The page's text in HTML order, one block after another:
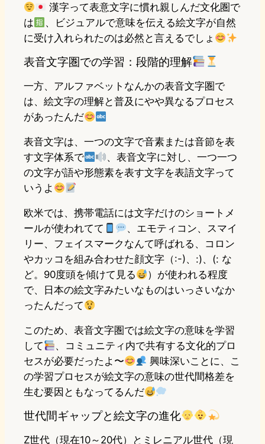
漢字って表意文字に慣れ親しんだ文化圏で
は
、ビジュアルで意味を伝える絵文字が自然
に受け入れられたのは必然と言えるでしょ
表音文字圏での学習：段階的理解
一方、アルファベットなんかの表音文字圏で
は、絵文字の理解と普及にやや異なるプロセス
があったんだ
表音文字は、一つの文字で音素または音節を表
す文字体系で
、表音文字に対し、一つ一つ
の文字が語や形態素を表す文字を表語文字って
いうよ
欧米では、携帯電話には文字だけのショートメ
ールが使われてて
、エモティコン、スマイ
リー、フェイスマークなんて呼ばれる、コロン
やカッコを組み合わせた顔文字（:-)、:)、(: な
ど。90度頭を傾けて見る
）が使われる程度
で、日本の絵文字みたいなものはいっさいなか
ったんだって
このため、表音文字圏では絵文字の意味を学習
して
、コミュニティ内で共有する文化的プロ
セスが必要だったよ〜
興味深いことに、こ
の学習プロセスが絵文字の意味の世代間格差を
生む要因ともなってるんだ
世代間ギャップと絵文字の進化
Z世代（現在10～20代）とミレニアル世代（現